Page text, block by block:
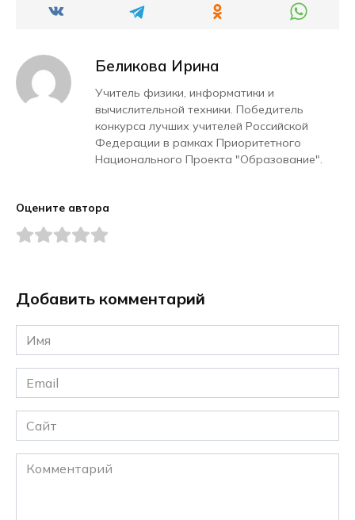
Беликова Ирина
Учитель физики, информатики и
вычислительной техники. Победитель
конкурса лучших учителей Российской
Федерации в рамках Приоритетного
Национального Проекта "Образование".
Оцените автора
Добавить комментарий
Имя
*
Email
*
Сайт
Комментарий